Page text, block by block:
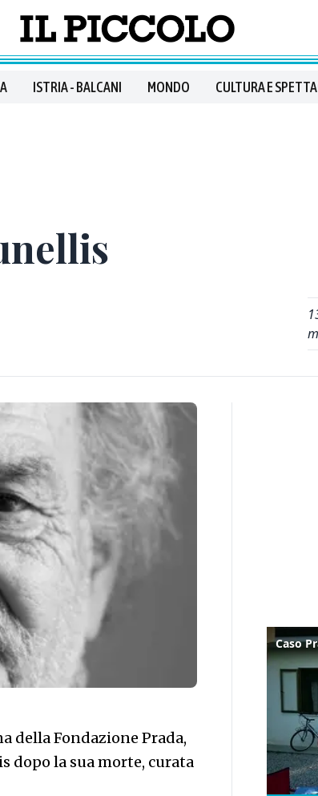
ISTRIA - BALCANI MONDO CULTURA E
della Fondazione Prada,
dopo la sua morte, curata